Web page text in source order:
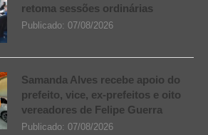
retoma sessões ordinárias
Publicado: 07/08/2026
Samanda Alves recebe apoio do
prefeito, vice, ex-prefeitos e oito
vereadores de Felipe Guerra
Publicado: 07/08/2026